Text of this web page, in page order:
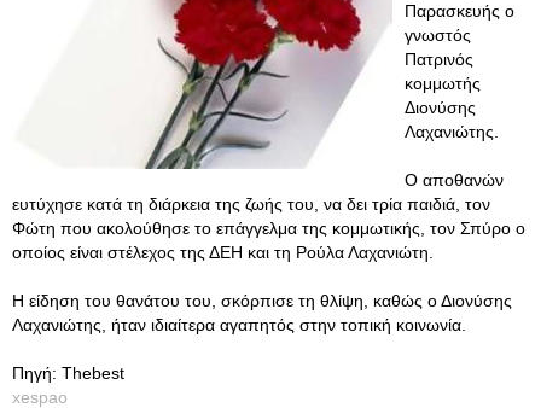
Παρασκευής ο
γνωστός
Πατρινός
κομμωτής
Διονύσης
Λαχανιώτης.
Ο αποθανών
ευτύχησε κατά τη διάρκεια της ζωής του, να δει τρία παιδιά, τον
Φώτη που ακολούθησε το επάγγελμα της κομμωτικής, τον Σπύρο ο
οποίος είναι στέλεχος της ΔΕΗ και τη Ρούλα Λαχανιώτη.
Η είδηση του θανάτου του, σκόρπισε τη θλίψη, καθώς ο Διονύσης
Λαχανιώτης, ήταν ιδιαίτερα αγαπητός στην τοπική κοινωνία.
Πηγή: Thebest
xespao